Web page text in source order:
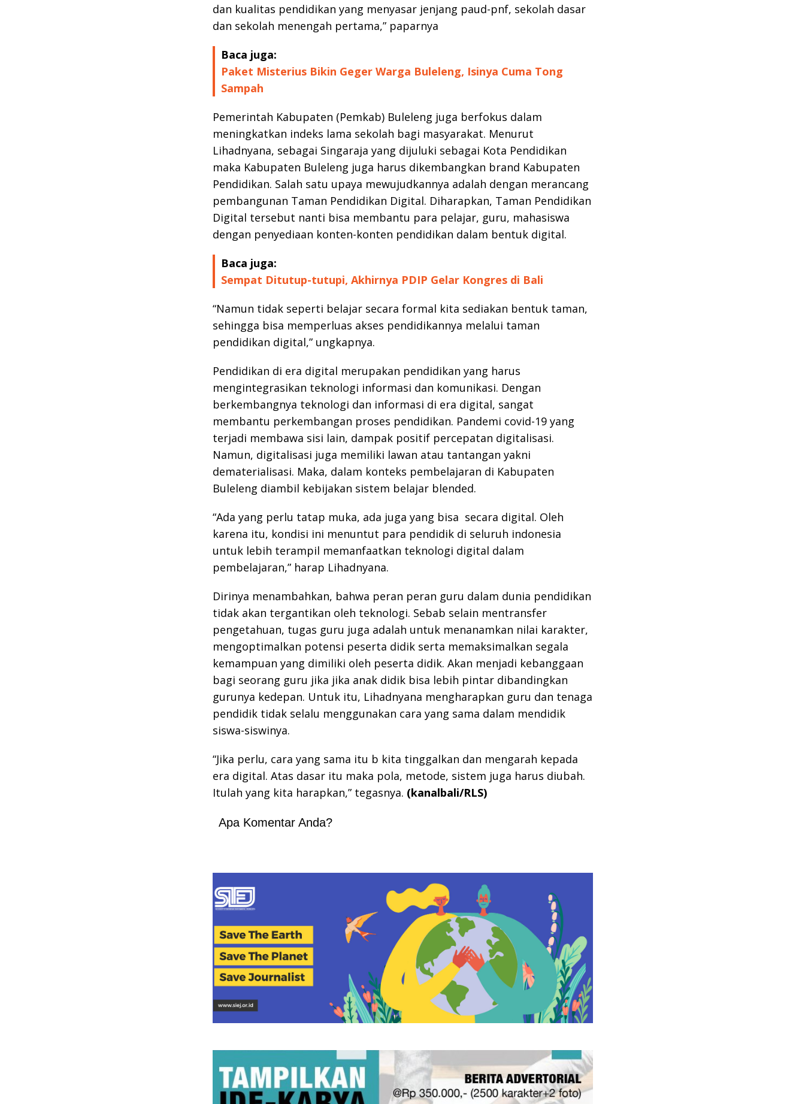
dan kualitas pendidikan yang menyasar jenjang paud-pnf, sekolah dasar
dan sekolah menengah pertama,” paparnya
Baca juga:
Paket Misterius Bikin Geger Warga Buleleng, Isinya Cuma Tong
Sampah
Pemerintah Kabupaten (Pemkab) Buleleng juga berfokus dalam
meningkatkan indeks lama sekolah bagi masyarakat. Menurut
Lihadnyana, sebagai Singaraja yang dijuluki sebagai Kota Pendidikan
maka Kabupaten Buleleng juga harus dikembangkan brand Kabupaten
Pendidikan. Salah satu upaya mewujudkannya adalah dengan merancang
pembangunan Taman Pendidikan Digital. Diharapkan, Taman Pendidikan
Digital tersebut nanti bisa membantu para pelajar, guru, mahasiswa
dengan penyediaan konten-konten pendidikan dalam bentuk digital.
Baca juga:
Sempat Ditutup-tutupi, Akhirnya PDIP Gelar Kongres di Bali
“Namun tidak seperti belajar secara formal kita sediakan bentuk taman,
sehingga bisa memperluas akses pendidikannya melalui taman
pendidikan digital,” ungkapnya.
Pendidikan di era digital merupakan pendidikan yang harus
mengintegrasikan teknologi informasi dan komunikasi. Dengan
berkembangnya teknologi dan informasi di era digital, sangat
membantu perkembangan proses pendidikan. Pandemi covid-19 yang
terjadi membawa sisi lain, dampak positif percepatan digitalisasi.
Namun, digitalisasi juga memiliki lawan atau tantangan yakni
dematerialisasi. Maka, dalam konteks pembelajaran di Kabupaten
Buleleng diambil kebijakan sistem belajar blended.
“Ada yang perlu tatap muka, ada juga yang bisa secara digital. Oleh
karena itu, kondisi ini menuntut para pendidik di seluruh indonesia
untuk lebih terampil memanfaatkan teknologi digital dalam
pembelajaran,” harap Lihadnyana.
Dirinya menambahkan, bahwa peran peran guru dalam dunia pendidikan
tidak akan tergantikan oleh teknologi. Sebab selain mentransfer
pengetahuan, tugas guru juga adalah untuk menanamkan nilai karakter,
mengoptimalkan potensi peserta didik serta memaksimalkan segala
kemampuan yang dimiliki oleh peserta didik. Akan menjadi kebanggaan
bagi seorang guru jika jika anak didik bisa lebih pintar dibandingkan
gurunya kedepan. Untuk itu, Lihadnyana mengharapkan guru dan tenaga
pendidik tidak selalu menggunakan cara yang sama dalam mendidik
siswa-siswinya.
“Jika perlu, cara yang sama itu b kita tinggalkan dan mengarah kepada
era digital. Atas dasar itu maka pola, metode, sistem juga harus diubah.
Itulah yang kita harapkan,” tegasnya. (kanalbali/RLS)
Apa Komentar Anda?